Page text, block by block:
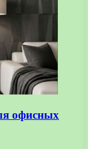
офисных